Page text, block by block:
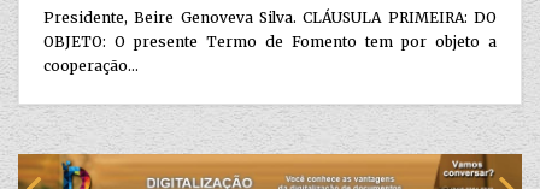
Presidente, Beire Genoveva Silva. CLÁUSULA PRIMEIRA: DO
OBJETO: O presente Termo de Fomento tem por objeto a
cooperação...